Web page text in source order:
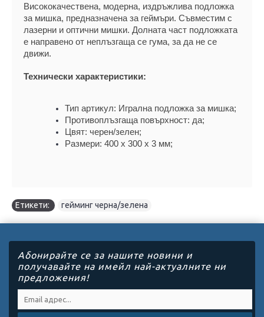
Висококачествена, модерна, издръжлива подложка
за мишка, предназначена за геймъри. Съвместим с
лазерни и оптични мишки. Долната част подложката
е направено от неплъзгаща се гума, за да не се
движи.
Технически характеристики:
Тип артикул: Игрална подложка за мишка;
Противоплъзгаща повърхност: да;
Цвят: черен/зелен;
Размери: 400 x 300 x 3 мм;
Етикети: гейминг черна/зелена
Абонирайте се за нашите новини и
получавайте на имейл най-актуалните ни
предложения!